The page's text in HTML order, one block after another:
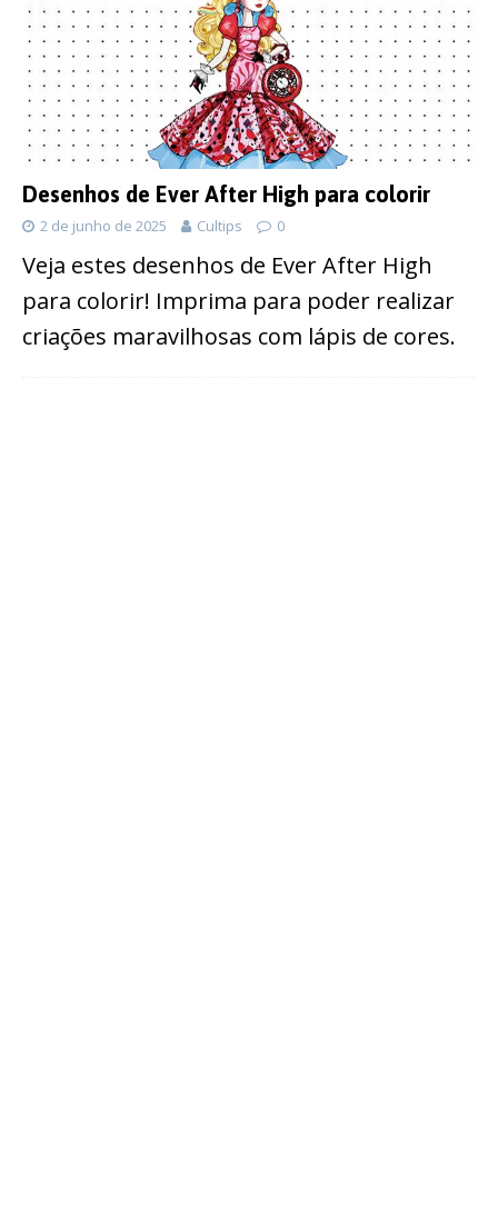
Desenhos de Ever After High para colorir
2 de junho de 2025 Cultips 0
Veja estes desenhos de Ever After High
para colorir! Imprima para poder realizar
criações maravilhosas com lápis de cores.